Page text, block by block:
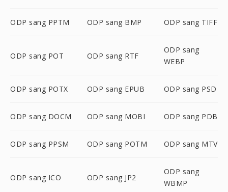
ODP sang PPTM ODP sang BMP ODP sang TIFF
ODP sang POT ODP sang RTF
ODP sang
WEBP
ODP sang POTX ODP sang EPUB ODP sang PSD
ODP sang DOCM ODP sang MOBI ODP sang PDB
ODP sang PPSM ODP sang POTM ODP sang MTV
ODP sang ICO ODP sang JP2
ODP sang
WBMP